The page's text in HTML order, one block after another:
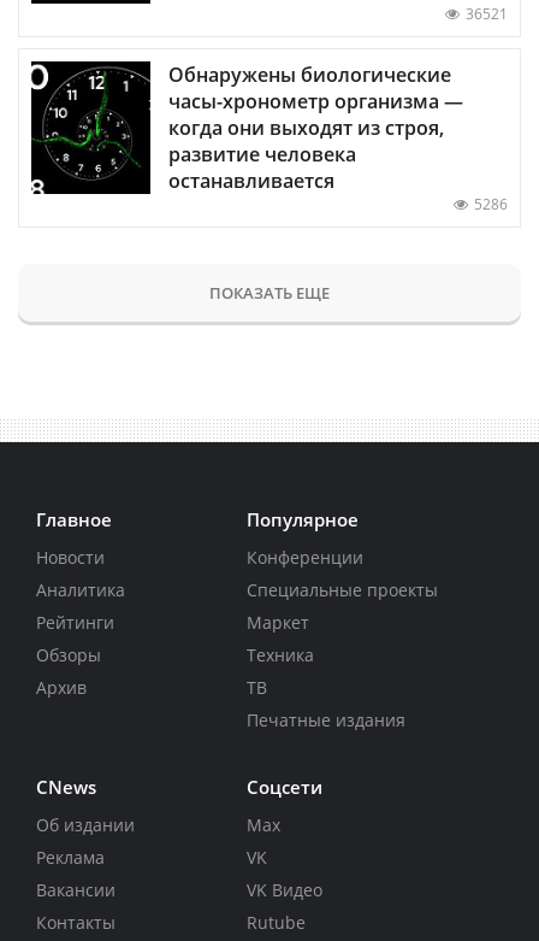
36521
Обнаружены биологические
часы-хронометр организма —
когда они выходят из строя,
развитие человека
останавливается
5286
ПОКАЗАТЬ ЕЩЕ
Главное
Новости
Аналитика
Рейтинги
Обзоры
Архив
Популярное
Конференции
Специальные проекты
Маркет
Техника
ТВ
Печатные издания
CNews
Об издании
Реклама
Вакансии
Контакты
Соцсети
Max
VK
VK Видео
Rutube